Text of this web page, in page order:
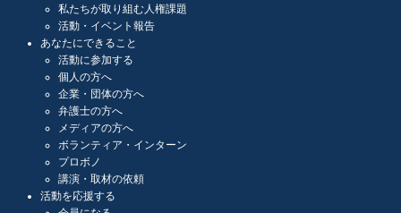
私たちが取り組む人権課題
活動・イベント報告
あなたにできること
活動に参加する
個人の方へ
企業・団体の方へ
弁護士の方へ
メディアの方へ
ボランティア・インターン
プロボノ
講演・取材の依頼
活動を応援する